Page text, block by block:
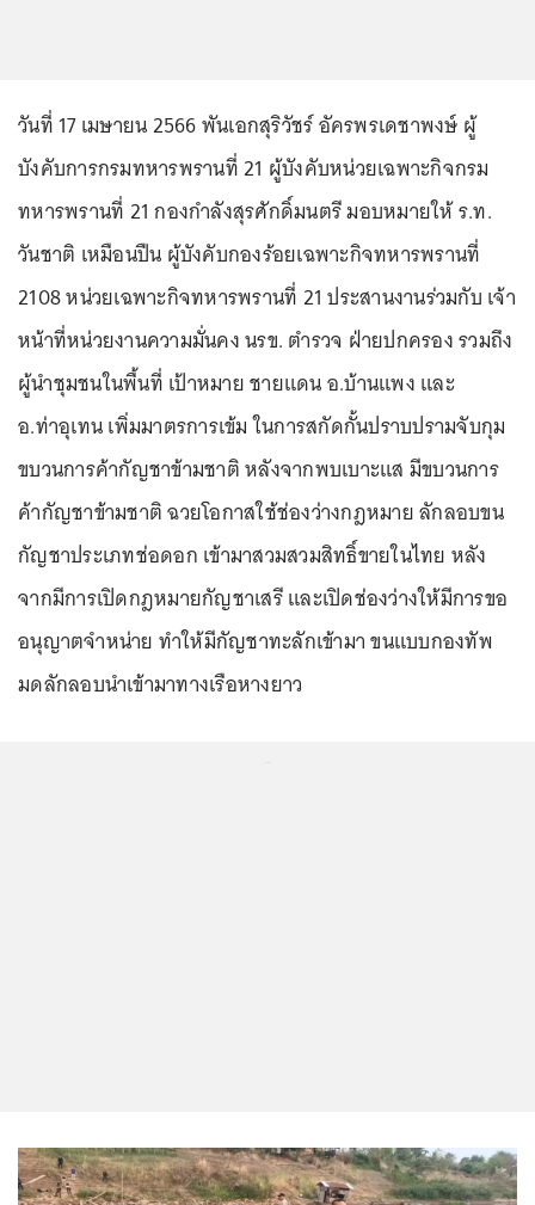
วันที่ 17 เมษายน 2566 พันเอกสุริวัชร์ อัครพรเดชาพงษ์ ผู้
บังคับการกรมทหารพรานที่ 21 ผู้บังคับหน่วยเฉพาะกิจกรม
ทหารพรานที่ 21 กองกำลังสุรศักดิ์มนตรี มอบหมายให้ ร.ท.
วันชาติ เหมือนปืน ผู้บังคับกองร้อยเฉพาะกิจทหารพรานที่
2108 หน่วยเฉพาะกิจทหารพรานที่ 21 ประสานงานร่วมกับ เจ้า
หน้าที่หน่วยงานความมั่นคง นรข. ตำรวจ ฝ่ายปกครอง รวมถึง
ผู้นำชุมชนในพื้นที่ เป้าหมาย ชายแดน อ.บ้านแพง และ
อ.ท่าอุเทน เพิ่มมาตรการเข้ม ในการสกัดกั้นปราบปรามจับกุม
ขบวนการค้ากัญชาข้ามชาติ หลังจากพบเบาะแส มีขบวนการ
ค้ากัญชาข้ามชาติ ฉวยโอกาสใช้ช่องว่างกฎหมาย ลักลอบขน
กัญชาประเภทช่อดอก เข้ามาสวมสวมสิทธิ์ขายในไทย หลัง
จากมีการเปิดกฎหมายกัญชาเสรี และเปิดช่องว่างให้มีการขอ
อนุญาตจำหน่าย ทำให้มีกัญชาทะลักเข้ามา ขนแบบกองทัพ
มดลักลอบนำเข้ามาทางเรือหางยาว